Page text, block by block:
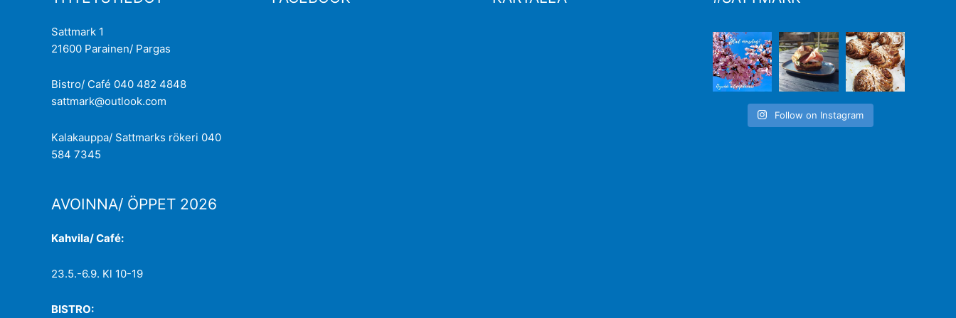
Sattmark 1
21600 Parainen/ Pargas
Bistro/ Café 040 482 4848
sattmark@outlook.com
Kalakauppa/ Sattmarks rökeri 040
584 7345
AVOINNA/ ÖPPET 2026
Kahvila/ Café:
23.5.-6.9. Kl 10-19
BISTRO:
Follow on Instagram